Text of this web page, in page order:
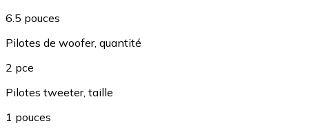
6.5 pouces
Pilotes de woofer, quantité
2 pce
Pilotes tweeter, taille
1 pouces